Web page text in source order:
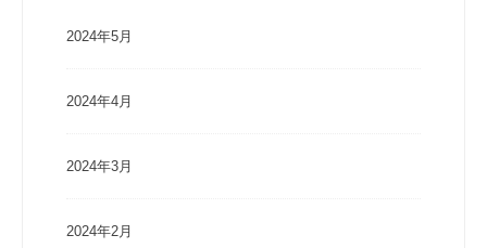
2024年5月
2024年4月
2024年3月
2024年2月